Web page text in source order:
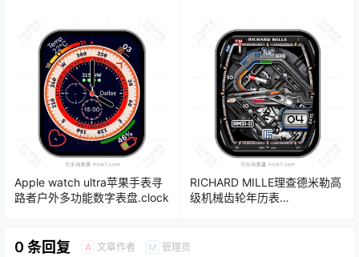
Apple watch ultra苹果手表寻
路者户外多功能数字表盘.clock
RICHARD MILLE理查德米勒高
级机械齿轮年历表
0 条回复 A 文章作者 M 管理员